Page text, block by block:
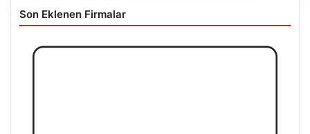
Son Eklenen Firmalar